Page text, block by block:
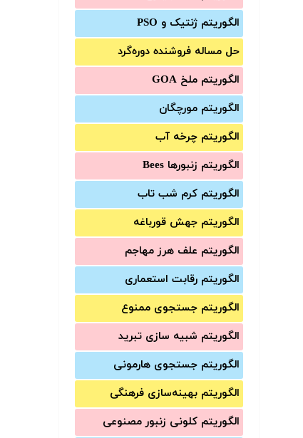
الگوریتم ژنتیک و PSO
حل مساله فروشنده دوره‌گرد
الگوریتم ملخ GOA
الگوریتم مورچگان
الگوریتم چرخه آب
الگوریتم زنبورها Bees
الگوریتم کرم شب تاب
الگوریتم جهش قورباغه
الگوریتم علف هرز مهاجم
الگوریتم رقابت استعماری
الگوریتم جستجوی ممنوع
الگوریتم شبیه سازی تبرید
الگوریتم جستجوی هارمونی
الگوریتم بهینه‌سازی فرهنگی
الگوریتم کلونی زنبور مصنوعی